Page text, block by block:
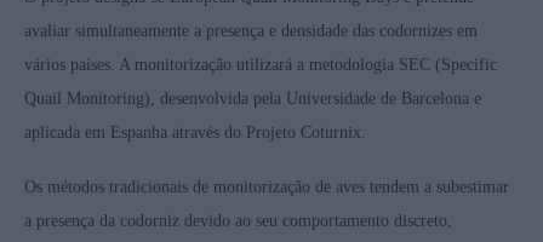
avaliar simultaneamente a presença e densidade das codornizes em
vários países. A monitorização utilizará a metodologia SEC (Specific
Quail Monitoring), desenvolvida pela Universidade de Barcelona e
aplicada em Espanha através do Projeto Coturnix.
Os métodos tradicionais de monitorização de aves tendem a subestimar
a presença da codorniz devido ao seu comportamento discreto,